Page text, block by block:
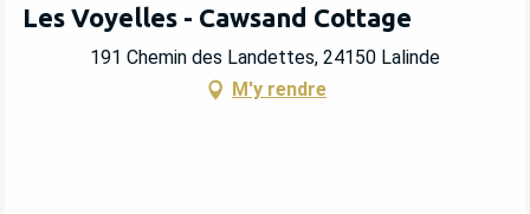
Les Voyelles - Cawsand Cottage
191 Chemin des Landettes, 24150 Lalinde
M'y rendre